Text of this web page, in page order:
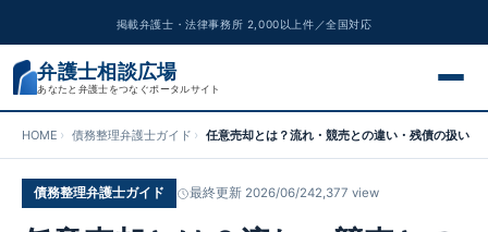
掲載弁護士・法律事務所 2,000以上件／全国対応
弁護士相談広場
あなたと弁護士をつなぐポータルサイト
交通事故
離婚問題
HOME 債務整理弁護士ガイド 任意売却とは？流れ・競売との違い・残債の扱い
債務整理弁護士ガイド 最終更新 2026/06/242,377 view